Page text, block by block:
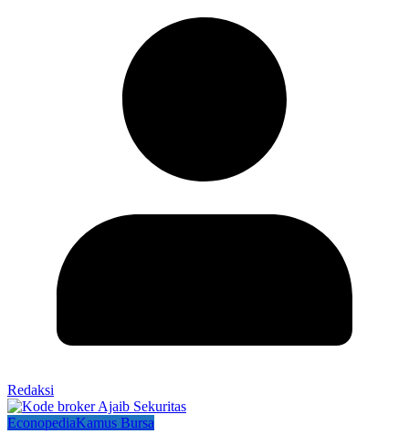
Redaksi
EconopediaKamus Bursa